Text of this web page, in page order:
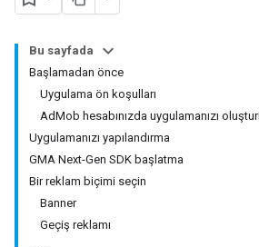
Bu sayfada
Başlamadan önce
Uygulama ön koşulları
AdMob hesabınızda uygulamanızı
Uygulamanızı yapılandırma
GMA Next-Gen SDK başlatma
Bir reklam biçimi seçin
Banner
Geçiş reklamı